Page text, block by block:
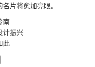
片将愈加亮眼。
南
计振兴
此